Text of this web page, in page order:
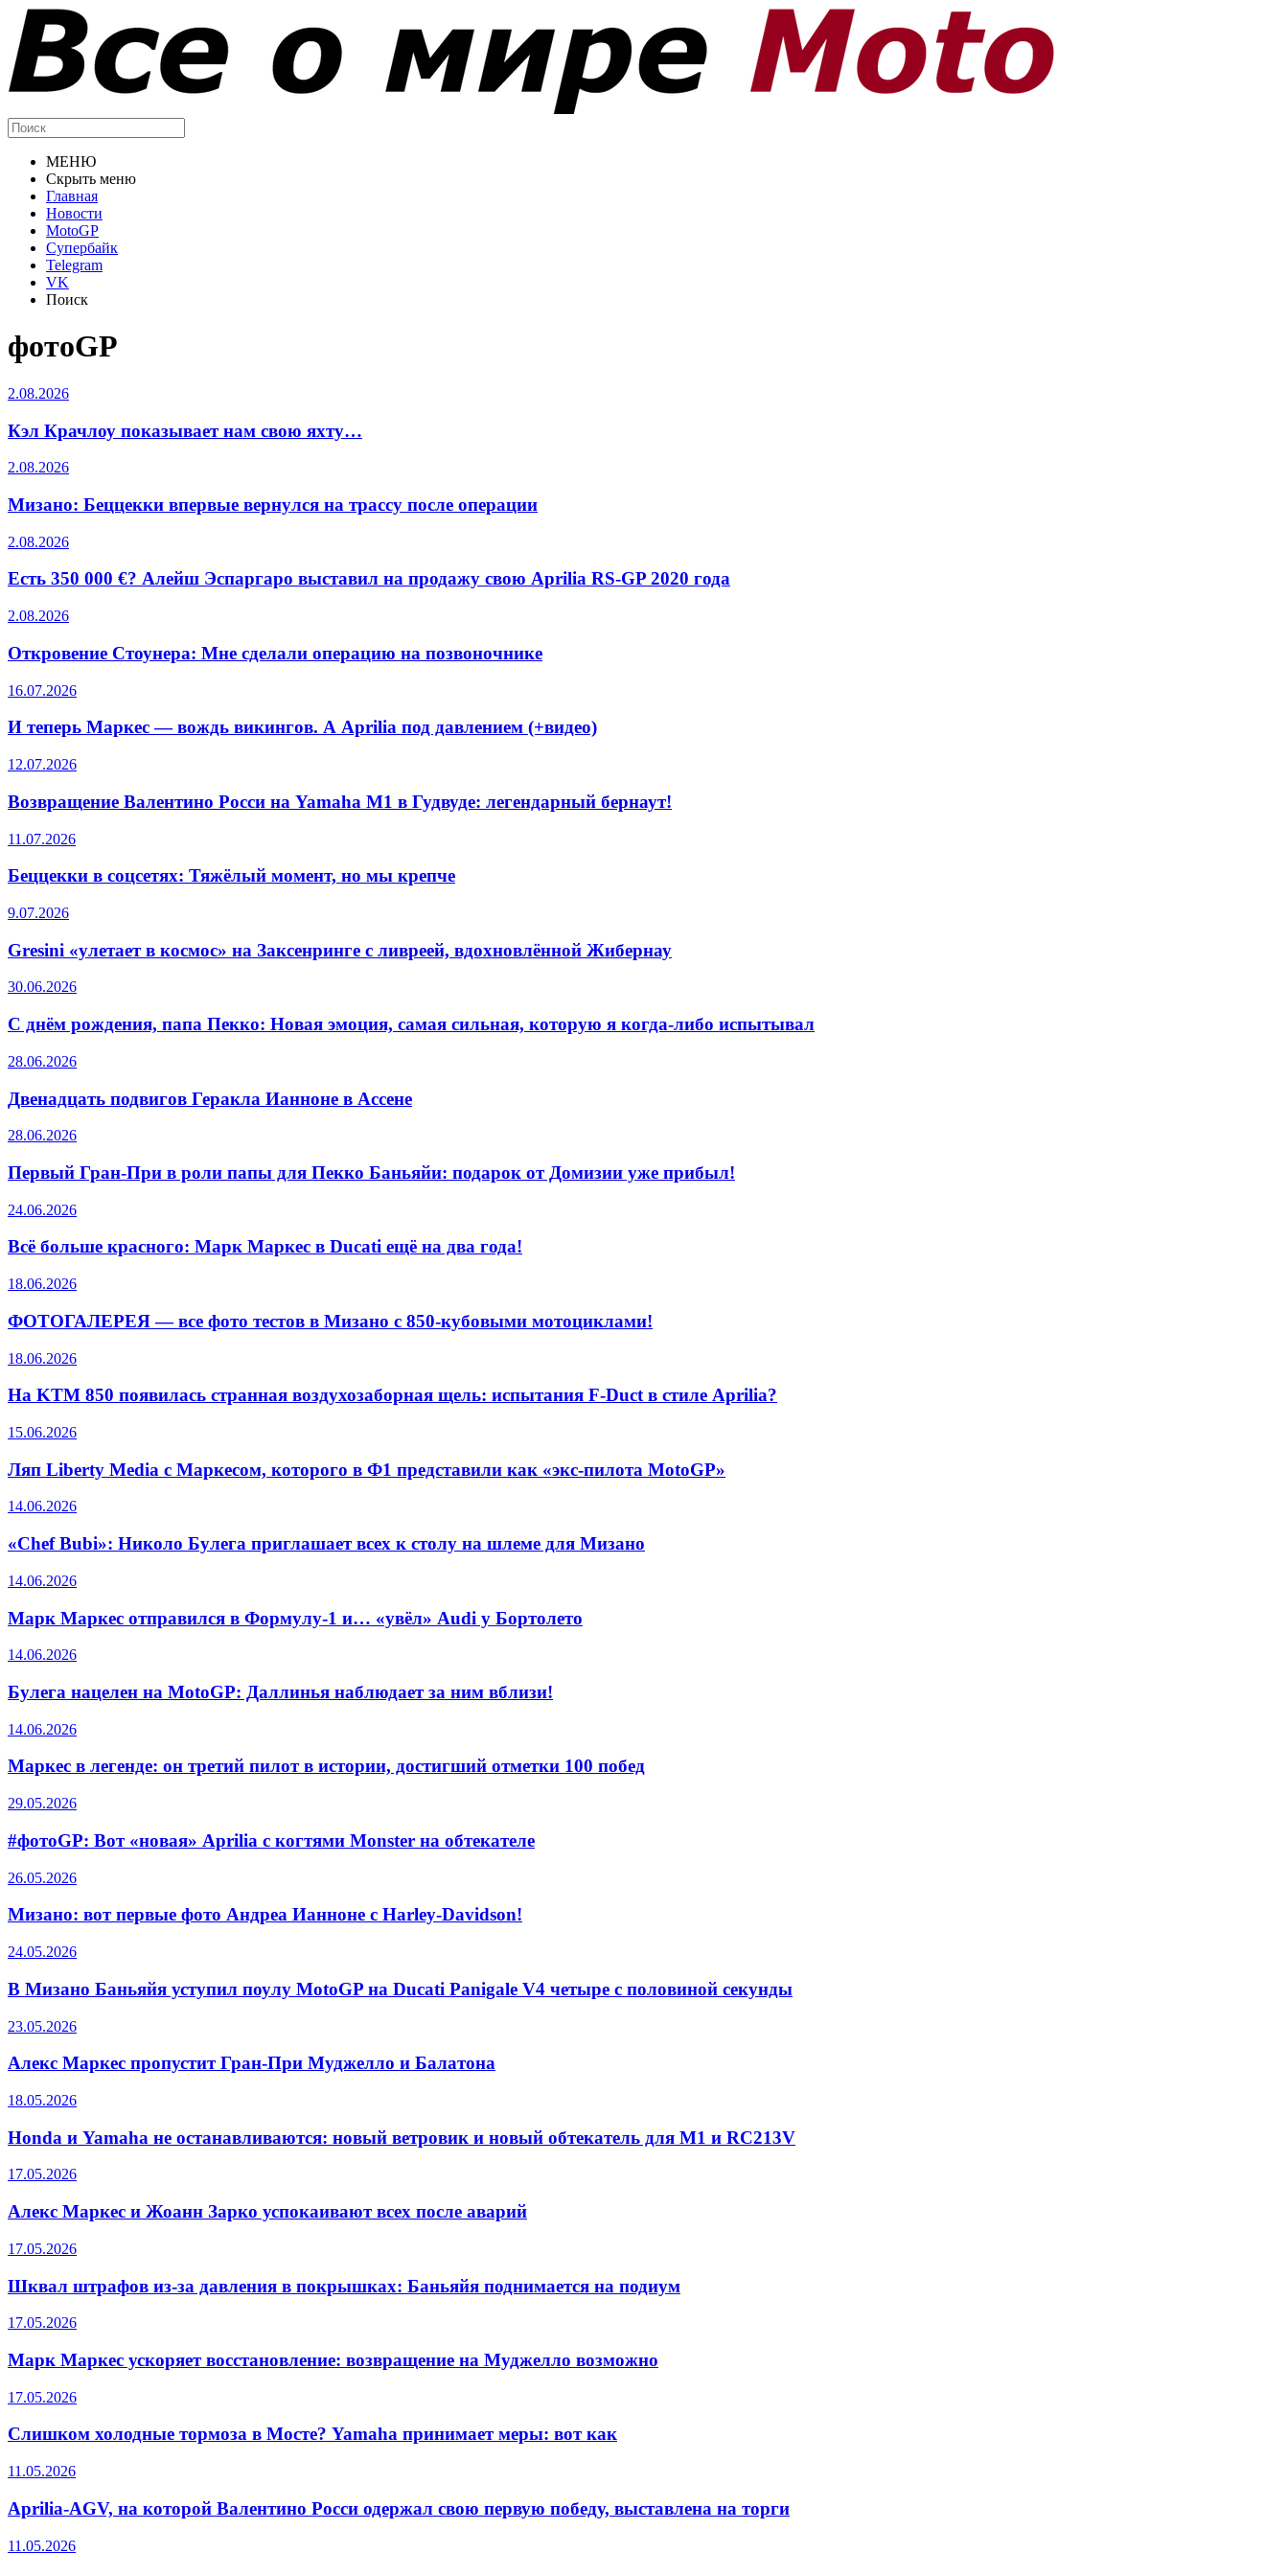
МЕНЮ
Скрыть меню
Главная
Новости
MotoGP
Супербайк
Telegram
VK
Поиск
фотоGP
2.08.2026
Кэл Крачлоу показывает нам свою яхту…
2.08.2026
Мизано: Беццекки впервые вернулся на трассу после операции
2.08.2026
Есть 350 000 €? Алейш Эспаргаро выставил на продажу свою Aprilia RS-GP 2020 года
2.08.2026
Откровение Стоунера: Мне сделали операцию на позвоночнике
16.07.2026
И теперь Маркес — вождь викингов. А Aprilia под давлением (+видео)
12.07.2026
Возвращение Валентино Росси на Yamaha M1 в Гудвуде: легендарный бернаут!
11.07.2026
Беццекки в соцсетях: Тяжёлый момент, но мы крепче
9.07.2026
Gresini «улетает в космос» на Заксенринге с ливреей, вдохновлённой Жибернау
30.06.2026
С днём рождения, папа Пекко: Новая эмоция, самая сильная, которую я когда-либо испытывал
28.06.2026
Двенадцать подвигов Геракла Ианноне в Ассене
28.06.2026
Первый Гран-При в роли папы для Пекко Баньяйи: подарок от Домизии уже прибыл!
24.06.2026
Всё больше красного: Марк Маркес в Ducati ещё на два года!
18.06.2026
ФОТОГАЛЕРЕЯ — все фото тестов в Мизано с 850-кубовыми мотоциклами!
18.06.2026
На KTM 850 появилась странная воздухозаборная щель: испытания F-Duct в стиле Aprilia?
15.06.2026
Ляп Liberty Media с Маркесом, которого в Ф1 представили как «экс-пилота MotoGP»
14.06.2026
«Chef Bubi»: Николо Булега приглашает всех к столу на шлеме для Мизано
14.06.2026
Марк Маркес отправился в Формулу-1 и… «увёл» Audi у Бортолето
14.06.2026
Булега нацелен на MotoGP: Даллинья наблюдает за ним вблизи!
14.06.2026
Маркес в легенде: он третий пилот в истории, достигший отметки 100 побед
29.05.2026
#фотоGP: Вот «новая» Aprilia с когтями Monster на обтекателе
26.05.2026
Мизано: вот первые фото Андреа Ианноне с Harley-Davidson!
24.05.2026
В Мизано Баньяйя уступил поулу MotoGP на Ducati Panigale V4 четыре с половиной секунды
23.05.2026
Алекс Маркес пропустит Гран-При Муджелло и Балатона
18.05.2026
Honda и Yamaha не останавливаются: новый ветровик и новый обтекатель для M1 и RC213V
17.05.2026
Алекс Маркес и Жоанн Зарко успокаивают всех после аварий
17.05.2026
Шквал штрафов из-за давления в покрышках: Баньяйя поднимается на подиум
17.05.2026
Марк Маркес ускоряет восстановление: возвращение на Муджелло возможно
17.05.2026
Слишком холодные тормоза в Мосте? Yamaha принимает меры: вот как
11.05.2026
Aprilia-AGV, на которой Валентино Росси одержал свою первую победу, выставлена на торги
11.05.2026